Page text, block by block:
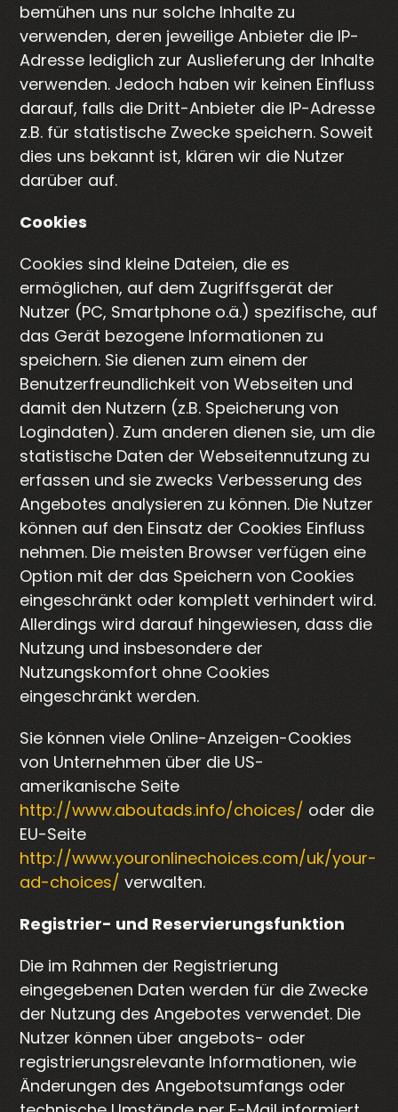
bemühen uns nur solche Inhalte zu
verwenden, deren jeweilige Anbieter die IP-
Adresse lediglich zur Auslieferung der Inhalte
verwenden. Jedoch haben wir keinen Einfluss
darauf, falls die Dritt-Anbieter die IP-Adresse
z.B. für statistische Zwecke speichern. Soweit
dies uns bekannt ist, klären wir die Nutzer
darüber auf.
Cookies
Cookies sind kleine Dateien, die es
ermöglichen, auf dem Zugriffsgerät der
Nutzer (PC, Smartphone o.ä.) spezifische, auf
das Gerät bezogene Informationen zu
speichern. Sie dienen zum einem der
Benutzerfreundlichkeit von Webseiten und
damit den Nutzern (z.B. Speicherung von
Logindaten). Zum anderen dienen sie, um die
statistische Daten der Webseitennutzung zu
erfassen und sie zwecks Verbesserung des
Angebotes analysieren zu können. Die Nutzer
können auf den Einsatz der Cookies Einfluss
nehmen. Die meisten Browser verfügen eine
Option mit der das Speichern von Cookies
eingeschränkt oder komplett verhindert wird.
Allerdings wird darauf hingewiesen, dass die
Nutzung und insbesondere der
Nutzungskomfort ohne Cookies
eingeschränkt werden.
Sie können viele Online-Anzeigen-Cookies
von Unternehmen über die US-
amerikanische Seite
http://www.aboutads.info/choices/ oder die
EU-Seite
http://www.youronlinechoices.com/uk/your-
ad-choices/verwalten.
Registrier- und Reservierungsfunktion
Die im Rahmen der Registrierung
eingegebenen Daten werden für die Zwecke
der Nutzung des Angebotes verwendet. Die
Nutzer können über angebots- oder
registrierungsrelevante Informationen, wie
Änderungen des Angebotsumfangs oder